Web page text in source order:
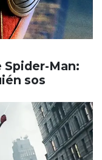
Spider-Man:
sos